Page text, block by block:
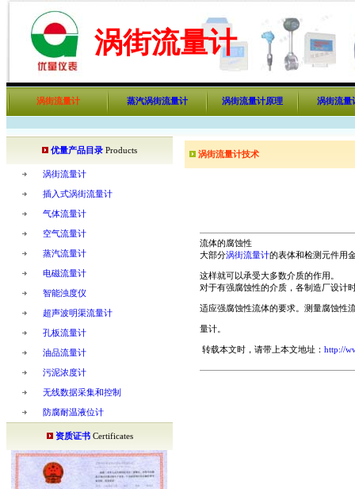
涡街流量计
涡街流量计 蒸汽涡街流量计 涡街流量计原理 涡街流量
优量产品目录 Products
涡街流量计
插入式涡街流量计
气体流量计
空气流量计
蒸汽流量计
电磁流量计
智能浊度仪
超声波明渠流量计
孔板流量计
油品流量计
污泥浓度计
无线数据采集和控制
防腐耐温液位计
资质证书 Certificates
涡街流量计技术
流体的腐蚀性
大部分涡街流量计的表体和检测元件用
这样就可以承受大多数介质的作用。
对于有强腐蚀性的介质，各制造厂设计
适应强腐蚀性流体的要求。测量腐蚀性
量计。
转载本文时，请带上本文地址： http://